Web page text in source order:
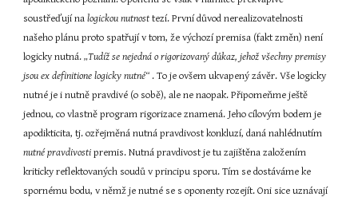
soustřeďují na logickou nutnost tezí. První důvod nerealizovatelnosti
našeho plánu proto spatřují v tom, že výchozí premisa (fakt změn) není
logicky nutná. „Tudíž se nejedná o rigorizovaný důkaz, jehož všechny premisy
jsou ex definitione logicky nutné“ . To je ovšem ukvapený závěr. Vše logicky
nutné je i nutně pravdivé (o sobě), ale ne naopak. Připomeňme ještě
jednou, co vlastně program rigorizace znamená. Jeho cílovým bodem je
nutné pravdivosti premis. Nutná pravdivost je tu zajištěna založením
kriticky reflektovaných soudů v principu sporu. Tím se dostáváme ke
spornému bodu, v němž je nutné se s oponenty rozejít. Oni sice uznávají